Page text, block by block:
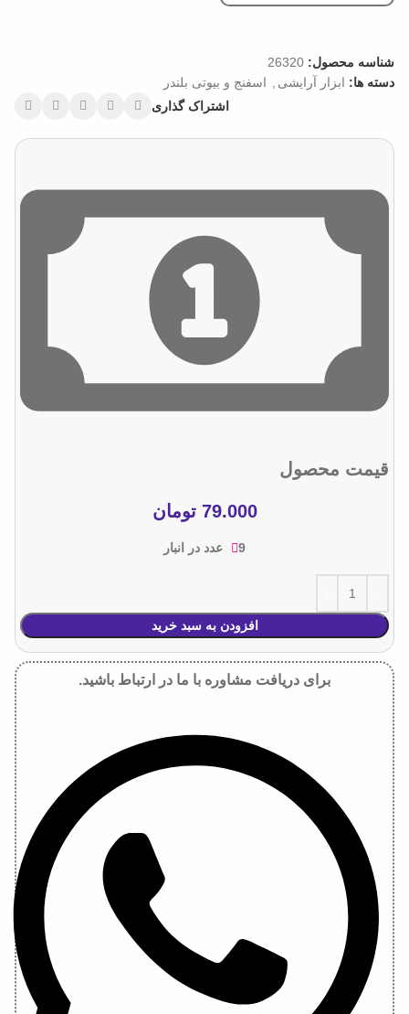
شناسه محصول: 26320
دسته ها: ابزار آرایشی
اسفنج و بیوتی بلندر
اشتراک گذاری
قیمت محصول
79.000 تومان
9 عدد در انبار
افزودن به سبد خرید
برای دریافت مشاوره با ما در ارتباط باشید.